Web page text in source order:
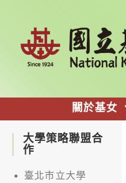
關於基女
大學策略聯盟合
作
臺北市立大學